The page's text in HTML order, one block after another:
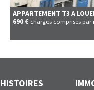
APPARTEMENT T3 A
690 € charges comprises par
HISTOIRES